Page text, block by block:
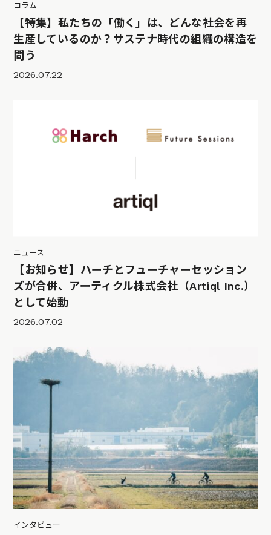
コラム
【特集】私たちの「働く」は、どんな社会を再
生産しているのか？サステナ時代の組織の構造を
問う
2026.07.22
ニュース
【お知らせ】ハーチとフューチャーセッション
ズが合併、アーティクル株式会社（Artiql Inc.）
として始動
2026.07.02
インタビュー